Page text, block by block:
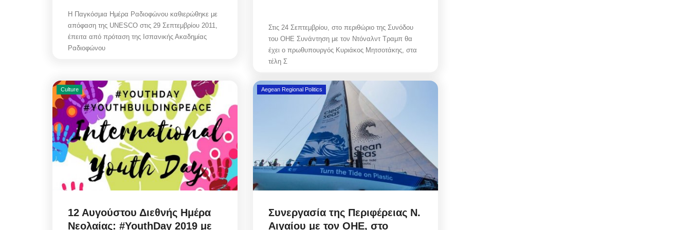
Η Παγκόσμια Ημέρα Ραδιοφώνου καθιερώθηκε με
απόφαση της UNESCO στις 29 Σεπτεμβρίου 2011,
έπειτα από πρόταση της Ισπανικής Ακαδημίας
Ραδιοφώνου
Στις 24 Σεπτεμβρίου, στο περιθώριο της Συνόδου
του ΟΗΕ Συνάντηση με τον Ντόναλντ Τραμπ θα
έχει ο πρωθυπουργός Κυριάκος Μητσοτάκης, στα
τέλη Σ
Culture
12 Αυγούστου Διεθνής Ημέρα
Νεολαίας: #YouthDay 2019 με
Aegean Regional Politics
Συνεργασία της Περιφέρειας Ν.
Αιγαίου με τον ΟΗΕ, στο